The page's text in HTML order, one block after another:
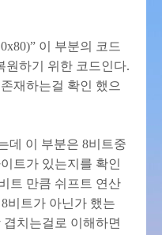
이 부분의 코드
원하기 위한 코드인다.
재하는걸 확인 했으
데 이 부분은 8비트중
트가 있는지를 확인
트 만큼 쉬프트 연산
비트가 아닌가 했는
치는걸로 이해하면